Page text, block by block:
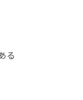
る